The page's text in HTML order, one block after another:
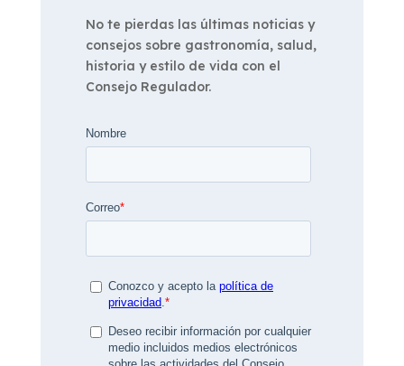
No te pierdas las últimas noticias y
consejos sobre gastronomía, salud,
historia y estilo de vida con el
Consejo Regulador.